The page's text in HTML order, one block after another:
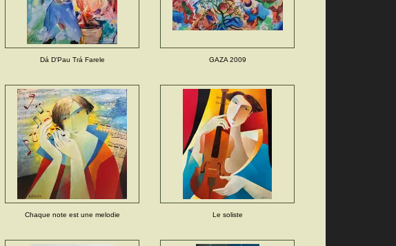
Dá D'Pau Trá Farele GAZA 2009
Chaque note est une melodie Le soliste